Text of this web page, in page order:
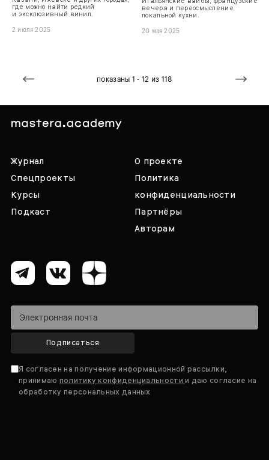
где можно найти редкий
и эксклюзивный винил.
2 июля 2025
вечера и переосмысление
локальной кухни.
20 мая 2025
показаны 1 - 12 из 118
Журнал
Спецпроекты
Курсы
Подкаст
О проекте
Политика
конфиденциальности
Партнёры
Авторам
Подписаться
Я согласен на получение информационной рассылки,
принимаю политику конфиденциальностии даю согласие на
обработку персональных данных